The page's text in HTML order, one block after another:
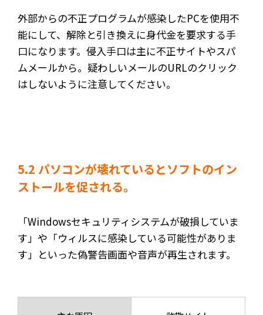
外部からの不正プログラムが感染したPCを使用不
能にして、解除と引き換えに身代金を要求する手
口になります。侵入手口は主に不正サイトやスパ
ムメールから。疑わしいメールのURLのクリック
はしないように注意してください。
5.2 パソコンが壊れているとソフトのイン
ストールを促される。
「Windowsセキュリティシステムが破損していま
す」や「ウィルスに感染している可能性がありま
す」といった偽警告画面や音声が再生されます。